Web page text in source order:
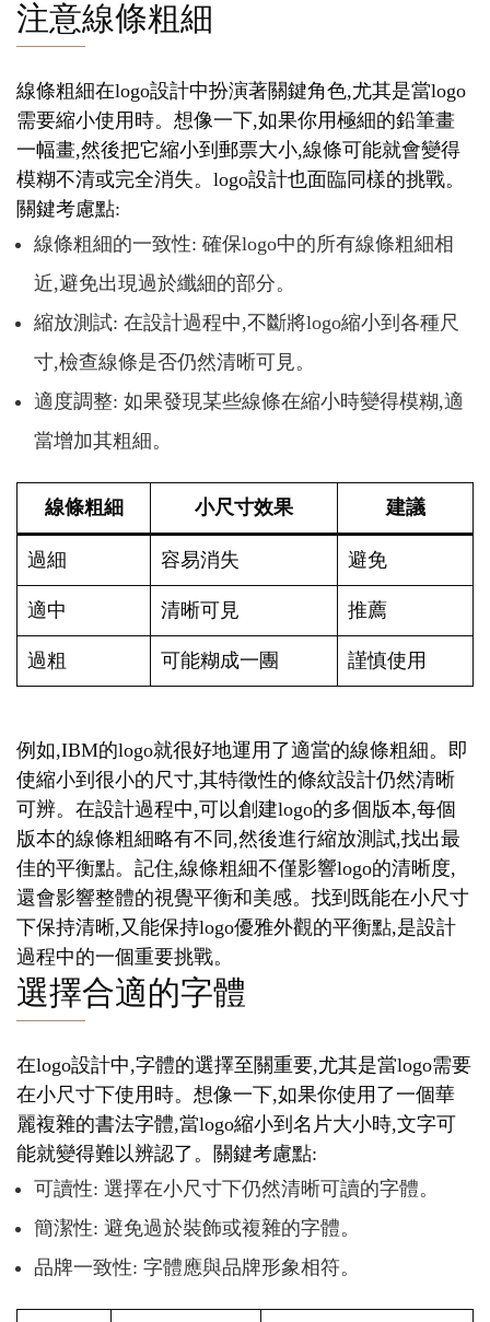
注意線條粗細
線條粗細在logo設計中扮演著關鍵角色,尤其是當logo
需要縮小使用時。想像一下,如果你用極細的鉛筆畫
一幅畫,然後把它縮小到郵票大小,線條可能就會變得
模糊不清或完全消失。logo設計也面臨同樣的挑戰。
關鍵考慮點:
線條粗細的一致性: 確保logo中的所有線條粗細相
近,避免出現過於纖細的部分。
縮放測試: 在設計過程中,不斷將logo縮小到各種尺
寸,檢查線條是否仍然清晰可見。
適度調整: 如果發現某些線條在縮小時變得模糊,適
當增加其粗細。
線條粗細 小尺寸效果 建議
過細 容易消失 避免
適中 清晰可見 推薦
過粗 可能糊成一團 謹慎使用
例如,IBM的logo就很好地運用了適當的線條粗細。即
使縮小到很小的尺寸,其特徵性的條紋設計仍然清晰
可辨。在設計過程中,可以創建logo的多個版本,每個
版本的線條粗細略有不同,然後進行縮放測試,找出最
佳的平衡點。記住,線條粗細不僅影響logo的清晰度,
還會影響整體的視覺平衡和美感。找到既能在小尺寸
下保持清晰,又能保持logo優雅外觀的平衡點,是設計
過程中的一個重要挑戰。
選擇合適的字體
在logo設計中,字體的選擇至關重要,尤其是當logo需要
在小尺寸下使用時。想像一下,如果你使用了一個華
麗複雜的書法字體,當logo縮小到名片大小時,文字可
能就變得難以辨認了。關鍵考慮點:
可讀性: 選擇在小尺寸下仍然清晰可讀的字體。
簡潔性: 避免過於裝飾或複雜的字體。
品牌一致性: 字體應與品牌形象相符。